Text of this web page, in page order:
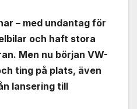
– med undantag för
och haft stora
Men nu början VW-
ting på plats, även
lansering till